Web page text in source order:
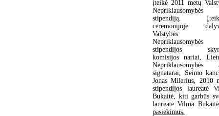
įteikė 2011 metų
Nepriklausomybės
stipendiją.
ceremonijoje
Valstybės
Nepriklausomybės
stipendijos
komisijos nariai,
Nepriklausomybės
signatarai, Seimo
Jonas Milerius, 2010
stipendijos laureatė
Bukaitė, kiti garbūs
laureatė Vilma
pasiekimus.